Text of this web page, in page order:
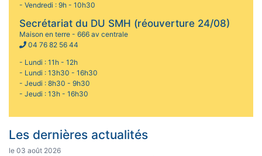
- Vendredi : 9h - 10h30
Secrétariat du DU SMH (réouverture 24/08)
Maison en terre - 666 av centrale
04 76 82 56 44
- Lundi : 11h - 12h
- Lundi : 13h30 - 16h30
- Jeudi : 8h30 - 9h30
- Jeudi : 13h - 16h30
Les dernières actualités
le 03 août 2026